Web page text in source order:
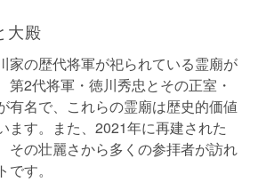
大殿
家の歴代将軍が祀られている霊廟が
第2代将軍・徳川秀忠とその正室・
有名で、これらの霊廟は歴史的価値
ます。また、2021年に再建された
その壮麗さから多くの参拝者が訪れ
す。